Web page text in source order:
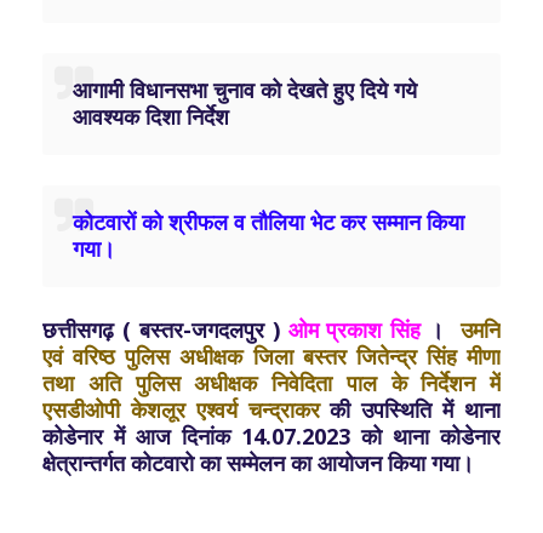
आगामी विधानसभा चुनाव को देखते हुए दिये गये
आवश्यक दिशा निर्देश
कोटवारों को श्रीफल व तौलिया भेट कर सम्मान किया
गया।
छत्तीसगढ़ ( बस्तर-जगदलपुर ) ओम प्रकाश सिंह।उमनि
एवं वरिष्ठ पुलिस अधीक्षक जिला बस्तर जितेन्द्र सिंह मीणा
तथा अति पुलिस अधीक्षक निवेदिता पाल के निर्देशन में
एसडीओपी केशलूर एश्वर्य चन्द्राकरकी उपस्थिति में थाना
कोडेनार में आज दिनांक 14.07.2023 को थाना कोडेनार
क्षेत्रान्तर्गत कोटवारो का सम्मेलन का आयोजन किया गया।